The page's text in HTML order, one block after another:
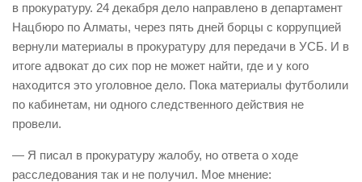
в прокуратуру. 24 декабря дело направлено в департамент
Нацбюро по Алматы, через пять дней борцы с коррупцией
вернули материалы в прокуратуру для передачи в УСБ. И в
итоге адвокат до сих пор не может найти, где и у кого
находится это уголовное дело. Пока материалы футболили
по кабинетам, ни одного следственного действия не
провели.
— Я писал в прокуратуру жалобу, но ответа о ходе
расследования так и не получил. Мое мнение: